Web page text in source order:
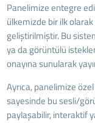
Panelimize entegre
ülkemizde bir ilk
geliştirilmiştir. Bu
ya da görüntülü
onayına sunularak
Ayrıca, panelimize
sayesinde bu sesli/
paylaşabilir, interaktif